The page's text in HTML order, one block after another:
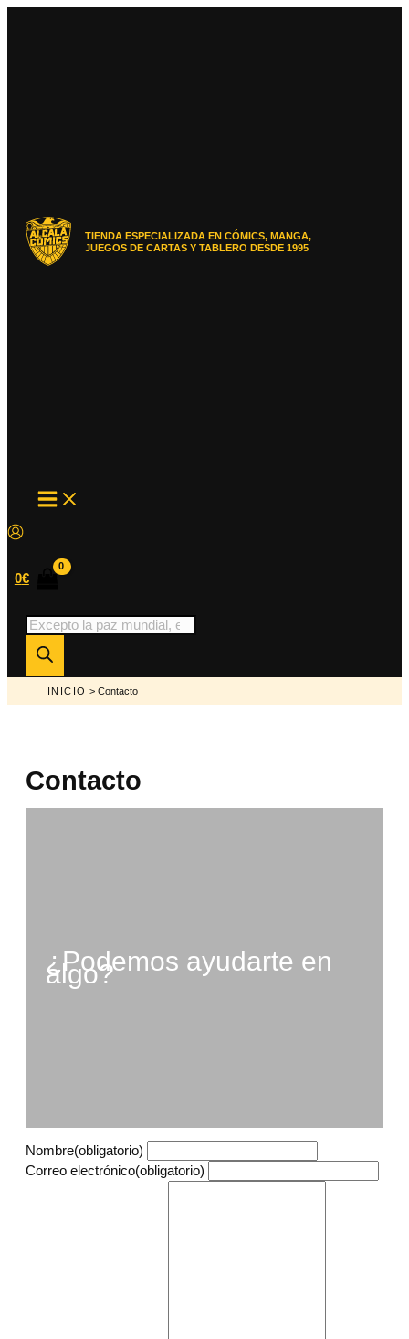
TIENDA ESPECIALIZADA EN CÓMICS, MANGA,
JUEGOS DE CARTAS Y TABLERO DESDE 1995
MAIN
MENU
0€
Búsqueda
de
productos
INICIO > Contacto
Contacto
¿Podemos ayudarte en
algo?
Nombre(obligatorio)
Correo electrónico(obligatorio)